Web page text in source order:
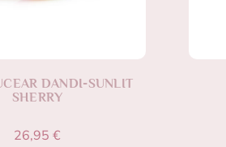
DANDI-SUNLIT
SHERRY
26,95€